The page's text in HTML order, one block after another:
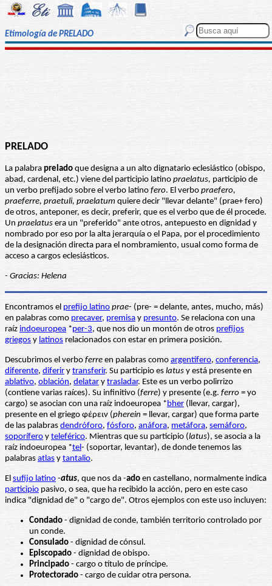
Etimología de PRELADO
PRELADO
La palabra prelado que designa a un alto dignatario eclesiástico (obispo,
abad, cardenal, etc.) viene del participio latino praelatus, participio de
un verbo prefijado sobre el verbo latino fero. El verbo praefero,
praeferre, praetuli, praelatum quiere decir "llevar delante" (prae+ fero)
de otros, anteponer, es decir, preferir, que es el verbo que de él procede.
Un praelatus era un "preferido" ante otros, antepuesto en dignidad y
nombrado por eso por la alta jerarquía o el Papa, por el procedimiento
de la designación directa para el nombramiento, usual como forma de
acceso a cargos eclesiásticos.
- Gracias: Helena
Encontramos el prefijo latino prae- (pre- = delante, antes, mucho, más)
en palabras como precaver, premisa y presunto. Se relaciona con una
raíz indoeuropea *per-3, que nos dio un montón de otros prefijos
griegos y latinos relacionados con estar en primera posición.
Descubrimos el verbo ferre en palabras como argentífero, conferencia,
diferente, diferir y transferir. Su participio es latus y está presente en
ablativo, oblación, delatar y trasladar. Este es un verbo polirrizo
(contiene varias raíces). Su infinitivo (ferre) y presente (e.g. ferro = yo
cargo) se asocian con una raíz indoeuropea *bher (llevar, cargar),
presente en el griego φέρειν (pherein = llevar, cargar) que forma parte
de las palabras dendróforo, fósforo, anáfora, metáfora, semáforo,
soporífero y teleférico. Mientras que su participio (latus), se asocia a la
raíz indoeuropea *tel- (soportar, levantar), de donde tenemos las
palabras atlas y tantalio.
El sufijo latino -atus, que nos da -ado en castellano, normalmente indica
participio pasivo, o sea, que ha recibido la acción, pero en este caso
indica "dignidad de" o "cargo de". Otros ejemplos con este uso incluyen:
Condado - dignidad de conde, también territorio controlado por
un conde.
Consulado - dignidad de cónsul.
Episcopado - dignidad de obispo.
Principado - cargo o título de príncipe.
Protectorado - cargo de cuidar otra persona.